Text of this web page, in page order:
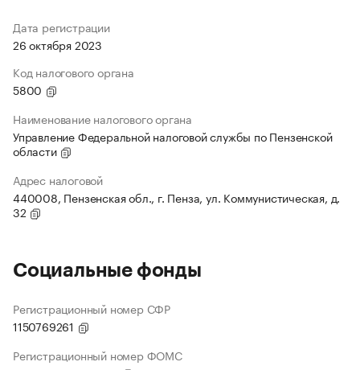
Дата регистрации
26 октября 2023
Код налогового органа
5800
Наименование налогового органа
Управление Федеральной налоговой службы по Пензенской
области
Адрес налоговой
440008, Пензенская обл., г. Пенза, ул. Коммунистическая, д.
32
Социальные фонды
Регистрационный номер СФР
1150769261
Регистрационный номер ФОМС